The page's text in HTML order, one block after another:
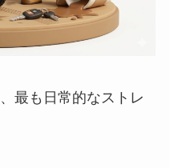
最も日常的なストレ